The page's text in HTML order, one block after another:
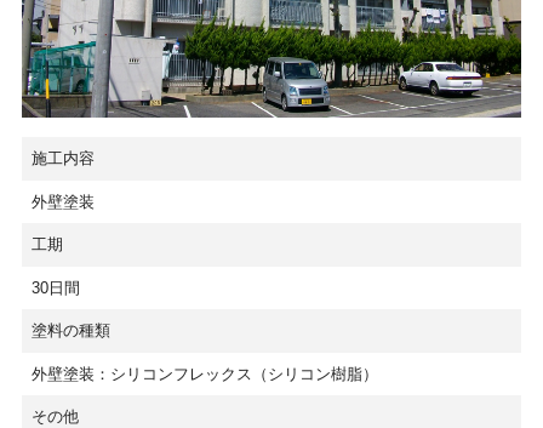
施工内容
外壁塗装
工期
30日間
塗料の種類
外壁塗装：シリコンフレックス（シリコン樹脂）
その他